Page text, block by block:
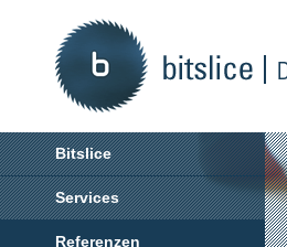
Bitslice
Services
Referenzen